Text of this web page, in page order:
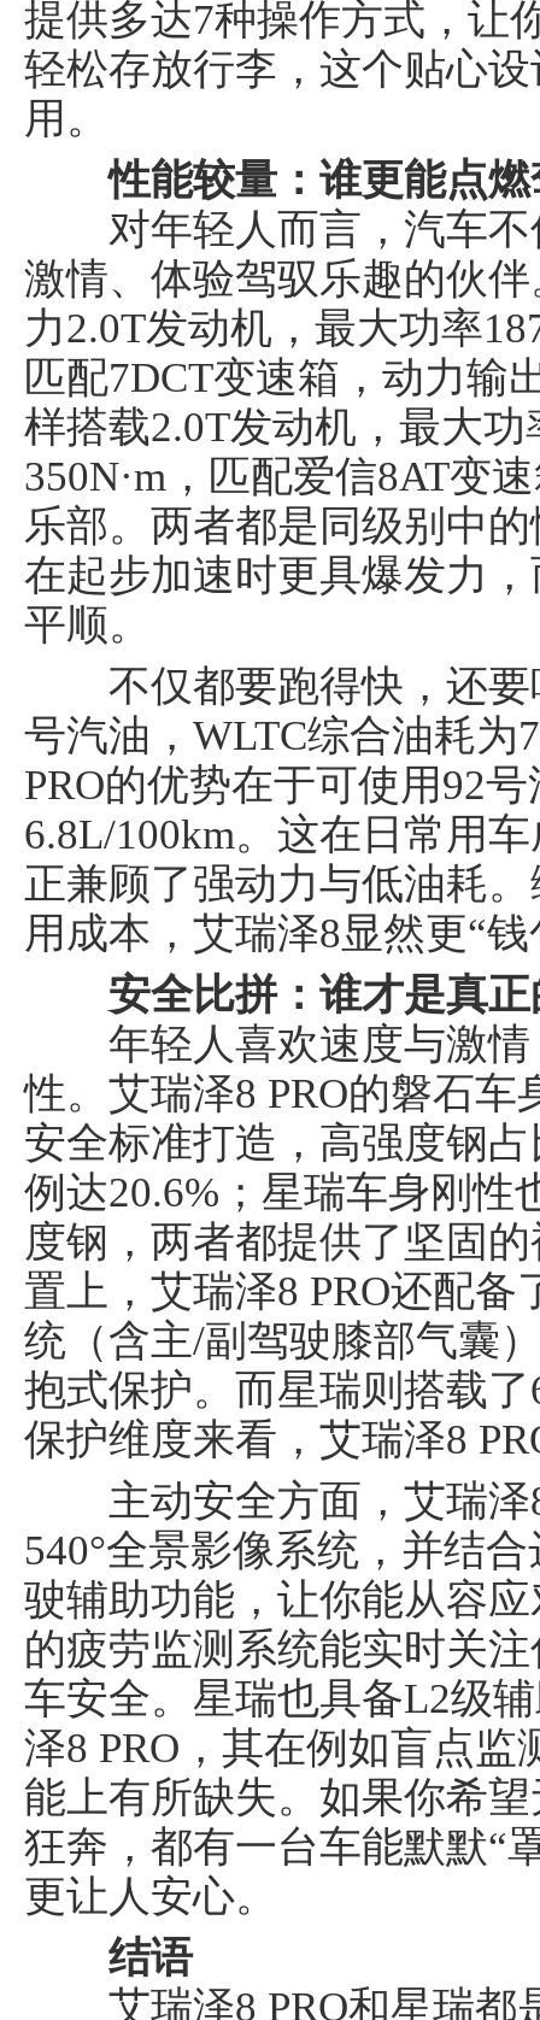
提供多达7种操作方式，让
轻松存放行李，这个贴心
用。
性能较量：谁更能点
对年轻人而言，汽车不
激情、体验驾驭乐趣的伙
力2.0T发动机，最大功率
匹配7DCT变速箱，动力输
样搭载2.0T发动机，最大
350N·m，匹配爱信8AT变
乐部。两者都是同级别中
在起步加速时更具爆发力
平顺。
不仅都要跑得快，还要
号汽油，WLTC综合油耗为
PRO的优势在于可使用92
6.8L/100km。这在日常用
正兼顾了强动力与低油耗
用成本，艾瑞泽8显然更“
安全比拼：谁才是真
年轻人喜欢速度与激情
性。艾瑞泽8 PRO的磐石
安全标准打造，高强度钢
例达20.6%；星瑞车身刚性
度钢，两者都提供了坚固
置上，艾瑞泽8 PRO还配
统（含主/副驾驶膝部气囊
抱式保护。而星瑞则搭载
保护维度来看，艾瑞泽8
主动安全方面，艾瑞泽8
540°全景影像系统，并结
驶辅助功能，让你能从容
的疲劳监测系统能实时关
车安全。星瑞也具备L2级
泽8 PRO，其在例如盲点
能上有所缺失。如果你希
狂奔，都有一台车能默默“
更让人安心。
结语
艾瑞泽8 PRO和星瑞都